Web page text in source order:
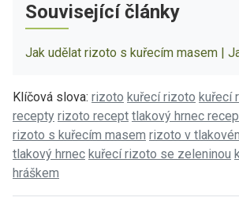
Související články
Jak udělat rizoto s kuřecím masem |
Klíčová slova: rizoto kuřecí rizoto kuřecí
recepty rizoto recept tlakový hrnec
rizoto s kuřecím masem rizoto v
tlakový hrnec kuřecí rizoto se zeleninou
hráškem